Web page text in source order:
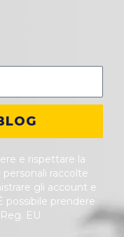
e rispettare la
raccolte
gli account e
possibile prendere
EU